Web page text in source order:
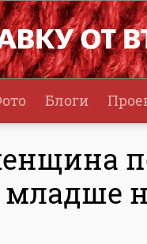
Блоги
младше